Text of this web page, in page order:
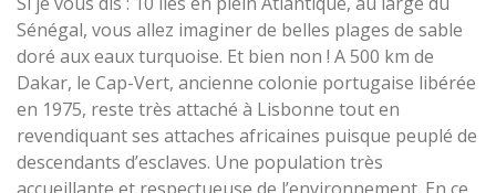
Sénégal, vous allez imaginer de belles plages de sable
doré aux eaux turquoise. Et bien non ! A 500 km de
Dakar, le Cap-Vert, ancienne colonie portugaise libérée
en 1975, reste très attaché à Lisbonne tout en
revendiquant ses attaches africaines puisque peuplé de
descendants d’esclaves. Une population très